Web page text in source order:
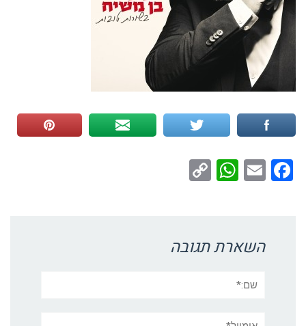
Facebook
Email
WhatsApp
השארת תגובה